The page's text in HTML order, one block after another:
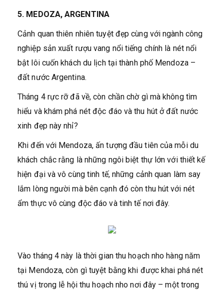
5. MEDOZA, ARGENTINA
Cảnh quan thiên nhiên tuyệt đẹp cùng với ngành công
nghiệp sản xuất rượu vang nổi tiếng chính là nét nổi
bật lôi cuốn khách du lịch tại thành phố Mendoza –
đất nước Argentina.
Tháng 4 rực rỡ đã về, còn chần chờ gì mà không tìm
hiểu và khám phá nét độc đáo và thu hút ở đất nước
xinh đẹp này nhỉ?
Khi đến với Mendoza, ấn tượng đầu tiên của mỗi du
khách chắc rằng là những ngôi biệt thự lớn với thiết kế
hiện đại và vô cùng tinh tế, những cảnh quan làm say
lắm lòng người mà bên cạnh đó còn thu hút với nét
ẩm thực vô cùng độc đáo và tinh tế nơi đây.
Vào tháng 4 này là thời gian thu hoạch nho hàng năm
tại Mendoza, còn gì tuyệt bằng khi được khai phá nét
thú vị trong lễ hội thu hoạch nho nơi đây – một trong